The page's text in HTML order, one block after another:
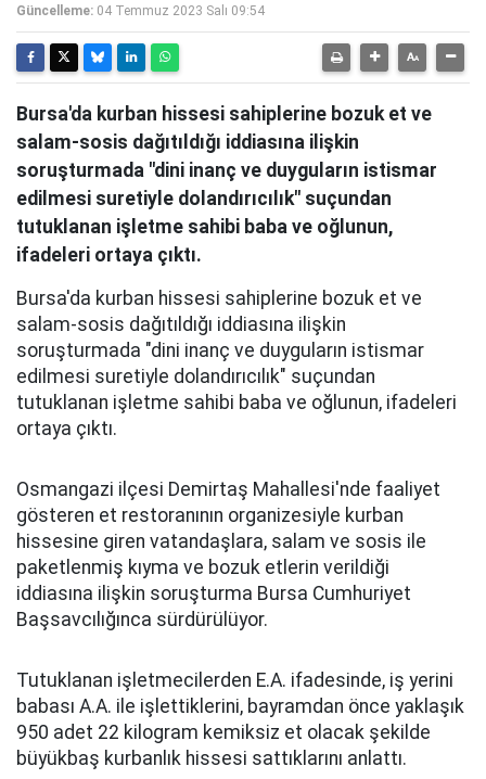
Güncelleme: 04 Temmuz 2023 Salı 09:54
Bursa'da kurban hissesi sahiplerine bozuk et ve
salam-sosis dağıtıldığı iddiasına ilişkin
soruşturmada "dini inanç ve duyguların istismar
edilmesi suretiyle dolandırıcılık" suçundan
tutuklanan işletme sahibi baba ve oğlunun,
ifadeleri ortaya çıktı.
Bursa'da kurban hissesi sahiplerine bozuk et ve
salam-sosis dağıtıldığı iddiasına ilişkin
soruşturmada "dini inanç ve duyguların istismar
edilmesi suretiyle dolandırıcılık" suçundan
tutuklanan işletme sahibi baba ve oğlunun, ifadeleri
ortaya çıktı.
Osmangazi ilçesi Demirtaş Mahallesi'nde faaliyet
gösteren et restoranının organizesiyle kurban
hissesine giren vatandaşlara, salam ve sosis ile
paketlenmiş kıyma ve bozuk etlerin verildiği
iddiasına ilişkin soruşturma Bursa Cumhuriyet
Başsavcılığınca sürdürülüyor.
Tutuklanan işletmecilerden E.A. ifadesinde, iş yerini
babası A.A. ile işlettiklerini, bayramdan önce yaklaşık
950 adet 22 kilogram kemiksiz et olacak şekilde
büyükbaş kurbanlık hissesi sattıklarını anlattı.